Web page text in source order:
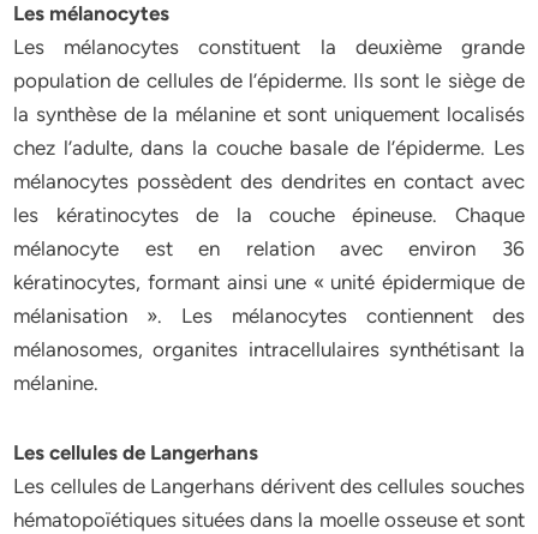
Les mélanocytes
Les mélanocytes constituent la deuxième grande
population de cellules de l’épiderme. Ils sont le siège de
la synthèse de la mélanine et sont uniquement localisés
chez l’adulte, dans la couche basale de l’épiderme. Les
mélanocytes possèdent des dendrites en contact avec
les kératinocytes de la couche épineuse. Chaque
mélanocyte est en relation avec environ 36
kératinocytes, formant ainsi une « unité épidermique de
mélanisation ». Les mélanocytes contiennent des
mélanosomes, organites intracellulaires synthétisant la
mélanine.
Les cellules de Langerhans
Les cellules de Langerhans dérivent des cellules souches
hématopoïétiques situées dans la moelle osseuse et sont